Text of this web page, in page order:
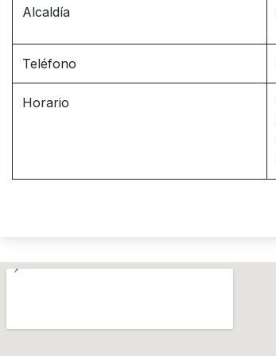
Alcaldía
Teléfono
Horario